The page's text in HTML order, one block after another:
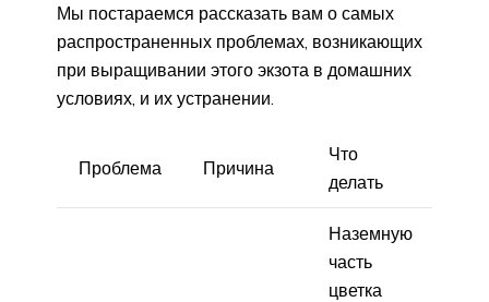
Мы постараемся рассказать вам о самых
распространенных проблемах, возникающих
при выращивании этого экзота в домашних
условиях, и их устранении.
Проблема Причина
Что
делать
Наземную
часть
цветка